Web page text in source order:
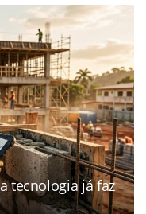
tecnologia já faz